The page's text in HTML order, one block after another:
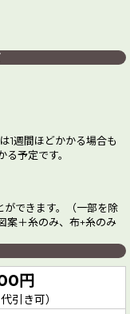
1週間ほどかかる場合も
予定です。
できます。（一部を除
案＋糸のみ、布+糸のみ
円
引き可）